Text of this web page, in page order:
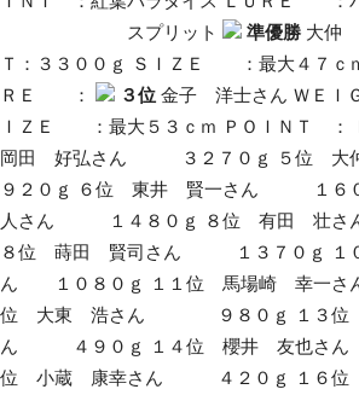
スプリット
準優勝 大仲
Ｔ：３３００ｇ ＳＩＺＥ ：最大４７ｃ
ＲＥ ：
３位 金子 洋士さん ＷＥＩ
ＩＺＥ ：最大５３ｃｍ ＰＯＩＮＴ
岡田 好弘さん ３２７０ｇ ５位
９２０ｇ ６位 東井 賢一さん １６
人さん １４８０ｇ ８位 有田 壮
８位 蒔田 賢司さん １３７０ｇ １
ん １０８０ｇ １１位 馬場崎 幸一さ
位 大東 浩さん ９８０ｇ １３位
ん ４９０ｇ １４位 櫻井 友也さ
位 小蔵 康幸さん ４２０ｇ １６位